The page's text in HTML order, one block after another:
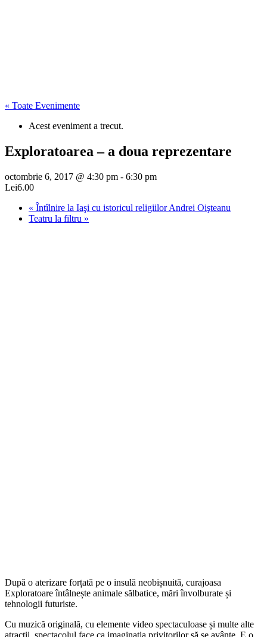
« Toate Evenimente
Acest eveniment a trecut.
Exploratoarea – a doua reprezentare
octombrie 6, 2017 @ 4:30 pm - 6:30 pm
Lei6.00
« Întîlnire la Iaşi cu istoricul religiilor Andrei Oişteanu
Teatru la filtru »
După o aterizare forțată pe o insulă neobișnuită, curajoasa
Exploratoare întâlnește animale sălbatice, mări învolburate și
tehnologii futuriste.
Cu muzică originală, cu elemente video spectaculoase și multe alte
atracții, spectacolul face ca imaginația privitorilor să se avânte. E o